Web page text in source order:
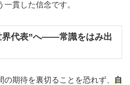
一貫した信念です。
界代表”へ――常識をはみ出
期待を裏切ることを恐れず、 自